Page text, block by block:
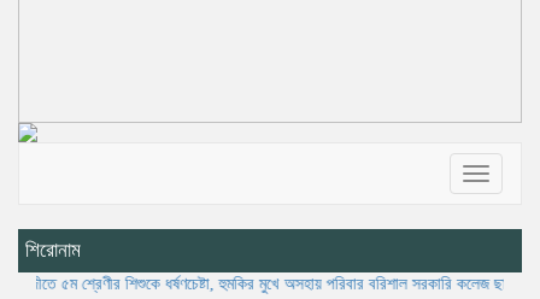
Toggle
শিরোনাম
শ্রেণীর শিশুকে ধর্ষণচেষ্টা, হুমকির মুখে অসহায় পরিবার বরিশাল সরকারি কলেজ ছাত্রদলের বৃক্ষরোপণ